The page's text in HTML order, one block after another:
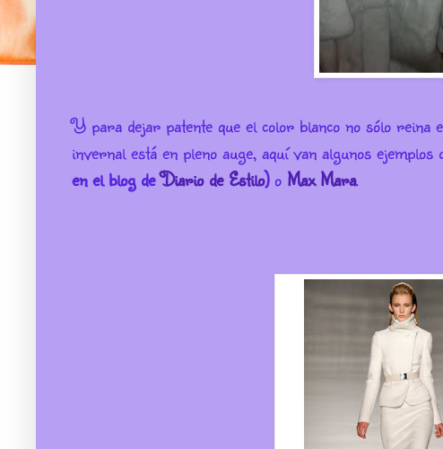
Y para dejar patente que el color blanco no sólo reina
invernal está en pleno auge, aquí van algunos
en el blog deDiario de Estilo)o Max Mara.